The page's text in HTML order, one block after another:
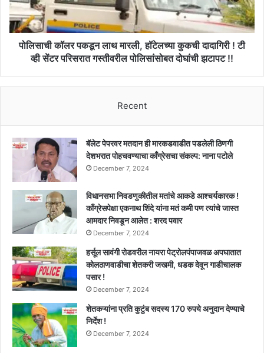
कुकची
दादागिरी
!
!!
पोलिसाची कॉलर पकडून लाथ मारली, हॉटेलच्या कुकची दादागिरी ! टी
व्ही सेंटर परिसरात गस्तीवरील पोलिसांसोबत दोघांची झटापट !!
Recent
बॅलेट पेपरवर मतदान ही मारकडवाडीत पडलेली ठिणगी
देशभरात पोहचवण्याचा काँग्रेसचा संकल्प: नाना पटोले
December 7, 2024
विधानसभा निवडणुकीतील मतांचे आकडे आश्चर्यकारक !
काँग्रेसपेक्षा एकनाथ शिंदे यांना मतं कमी पण त्यांचे जास्त
आमदार निवडून आलेत : शरद पवार
December 7, 2024
हर्सूल सावंगी रोडवरील नायरा पेट्रोलपंपाजवळ अपघातात
कोलठाणवाडीचा शेतकरी जखमी, धडक देवून गाडीचालक
पसार !
December 7, 2024
शेतकऱ्यांना प्रति कुटुंब सदस्य 170 रुपये अनुदान देण्याचे
निर्देश !
December 7, 2024